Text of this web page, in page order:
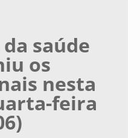
saúde
os
nesta
feira